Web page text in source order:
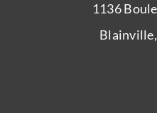
1136
Blainville,